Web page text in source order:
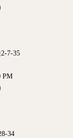
7-35
PM
34